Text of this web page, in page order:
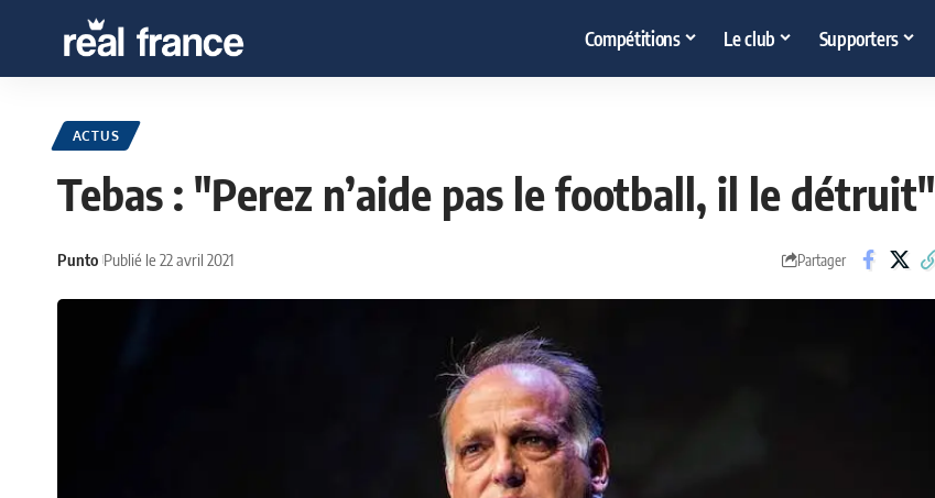
Compétitions Le club Supporters
ACTUS
Tebas : "Perez n’aide pas le football, il le détruit"
Punto Publié le 22 avril 2021 Partager